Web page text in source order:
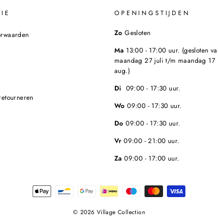
OPENINGSTIJDEN
Zo Gesloten
Ma 13:00 - 17:00 uur. (gesloten
maandag 27 juli t/m maandag 17
aug.)
Di 09:00 - 17:30 uur.
Wo 09:00 - 17:30 uur.
Do 09:00 - 17:30 uur.
Vr 09:00 - 21:00 uur.
Za 09:00 - 17:00 uur.
© 2026 Village Collection